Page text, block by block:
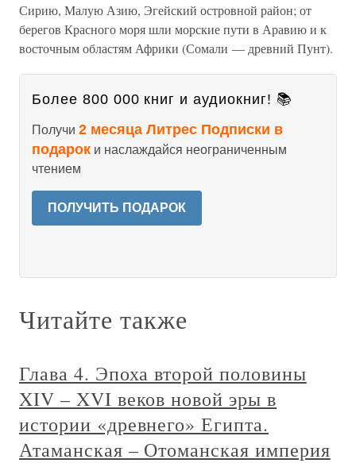
Сирию, Малую Азию, Эгейский островной район; от
берегов Красного моря шли морские пути в Аравию и к
восточным областям Африки (Сомали — древний Пунт).
Более 800 000 книг и аудиокниг! 📚
Получи 2 месяца Литрес Подписки в
подарок и наслаждайся неограниченным
чтением
ПОЛУЧИТЬ ПОДАРОК
Читайте также
Глава 4. Эпоха второй половины
XIV – XVI веков новой эры в
истории «древнего» Египта.
Атаманская – Отоманская империя